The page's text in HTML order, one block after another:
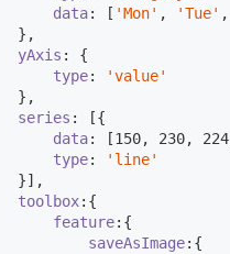
data: [ 'Mon' , 'Tue' ,
},
yAxis : {
type:
'value'
},
series : [{
data: [150, 230, 224
type:
'line'
}],
toolbox:{
feature:{
saveAsImage:{